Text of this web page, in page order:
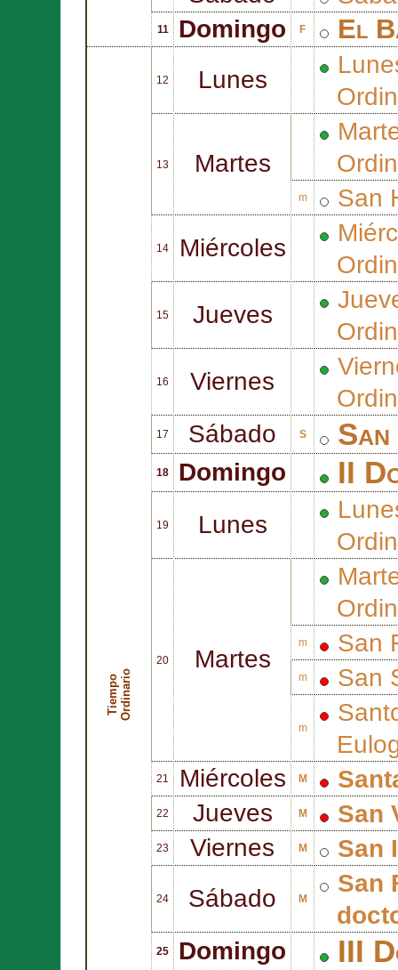
11 Domingo F El
T
i
e
m
p
o
O
r
d
i
n
a
r
io
12 Lunes
13 Martes
m San
14 Miércoles
15 Jueves
16 Viernes
17 Sábado S San
18 Domingo II
19 Lunes
20 Martes
m San
m San
m
21 Miércoles M
22 Jueves M San
23 Viernes M San
24 Sábado M
San
25 Domingo III